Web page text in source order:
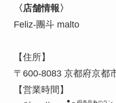
〈店舗情報〉
Feliz-團斗 malto
【住所】
〒600-8083 京都府京都
【営業時間】